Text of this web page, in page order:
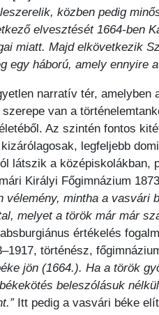
közben pedig
elvesztését 1664-ben
miatt. Majd elkövetkezik
egy háború, amely ennyire
narratív tér,
van a
Az szintén fontos
legfeljebb
látszik a középiskolákban,
Királyi Főgimnázium
vélemény, mintha a
melyet a török már már
értékelés
történész,
jön (1664.). Ha a török
beleszólásuk
Itt pedig a vasvári béke